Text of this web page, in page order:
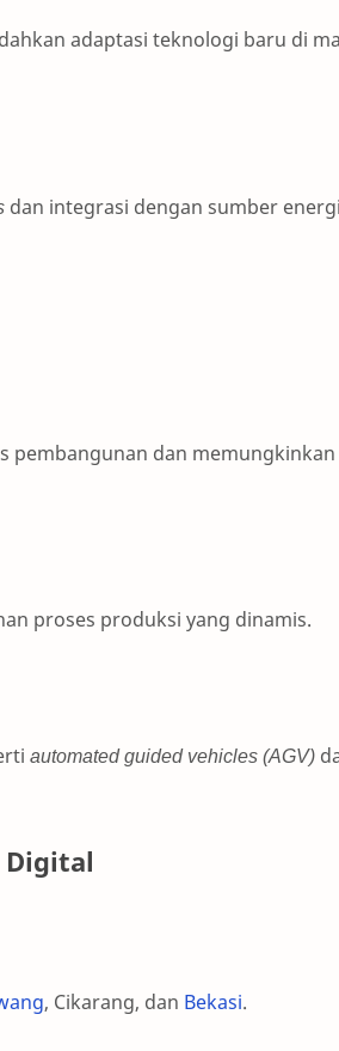
adaptasi teknologi baru di
dan integrasi dengan sumber energi
pembangunan dan memungkinkan
proses produksi yang dinamis.
automated guided vehicles (AGV)
Digital
, Cikarang, dan Bekasi.